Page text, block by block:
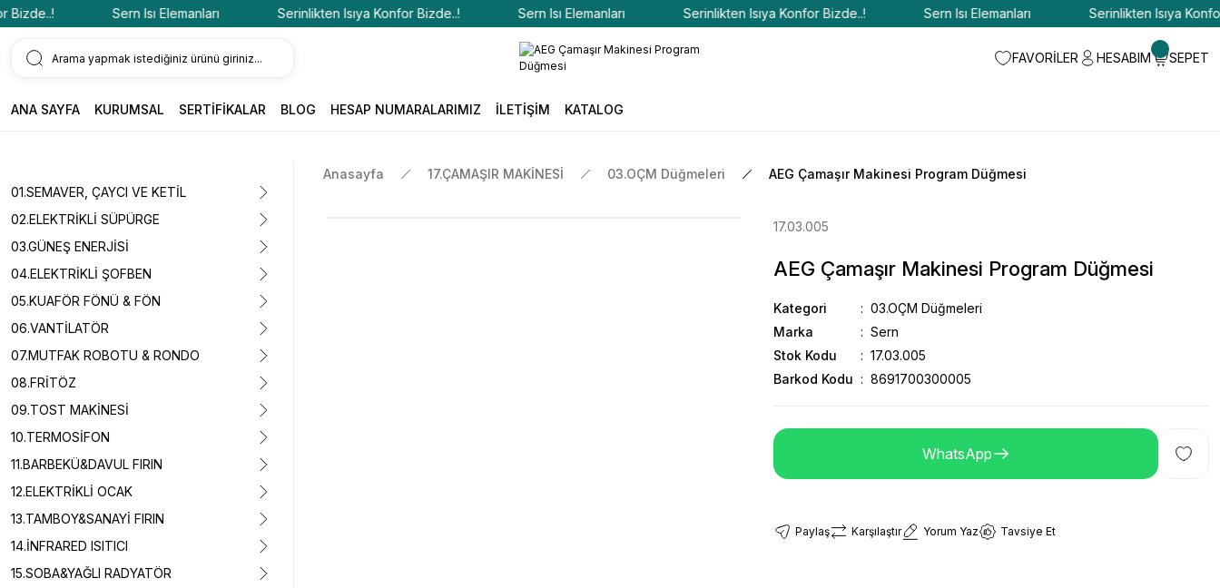
Sern Isı Elemanları Serinlikten Isıya Konfor Bizde..! Sern Isı Elemanları Serinlikten Isıya Konfor Bizde..! Sern Isı Elemanları Serinlikten Isıya Konfor
FAVORİLER HESABIM SEPET
ANA SAYFA KURUMSAL SERTİFİKALAR BLOG HESAP NUMARALARIMIZ İLETİŞİM KATALOG
01.SEMAVER, ÇAYCI VE KETİL
02.ELEKTRİKLİ SÜPÜRGE
03.GÜNEŞ ENERJİSİ
04.ELEKTRİKLİ ŞOFBEN
05.KUAFÖR FÖNÜ & FÖN
06.VANTİLATÖR
07.MUTFAK ROBOTU & RONDO
08.FRİTÖZ
09.TOST MAKİNESİ
10.TERMOSİFON
11.BARBEKÜ&DAVUL FIRIN
12.ELEKTRİKLİ OCAK
13.TAMBOY&SANAYİ FIRIN
14.İNFRARED ISITICI
15.SOBA&YAĞLI RADYATÖR
Anasayfa 17.ÇAMAŞIR MAKİNESİ 03.OÇM Düğmeleri AEG Çamaşır Makinesi Program Düğmesi
17.03.005
AEG Çamaşır Makinesi Program Düğmesi
Kategori
03.OÇM Düğmeleri
Marka
Sern
Stok Kodu
17.03.005
Barkod Kodu
8691700300005
WhatsApp
Paylaş Karşılaştır Yorum Yaz Tavsiye Et